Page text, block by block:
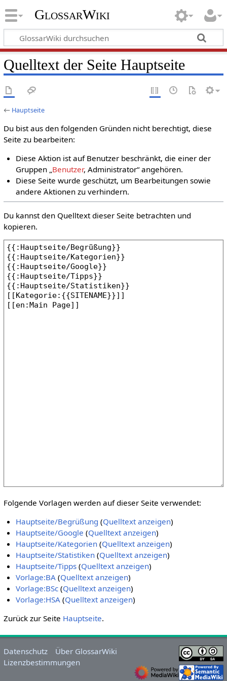
GlossarWiki
Quelltext der Seite Hauptseite
← Hauptseite
Du bist aus den folgenden Gründen nicht berechtigt, diese
Seite zu bearbeiten:
Diese Aktion ist auf Benutzer beschränkt, die einer der
Gruppen „Benutzer, Administrator“ angehören.
Diese Seite wurde geschützt, um Bearbeitungen sowie
andere Aktionen zu verhindern.
Du kannst den Quelltext dieser Seite betrachten und
kopieren.
Folgende Vorlagen werden auf dieser Seite verwendet:
Hauptseite/Begrüßung (Quelltext anzeigen)
Hauptseite/Google (Quelltext anzeigen)
Hauptseite/Kategorien (Quelltext anzeigen)
Hauptseite/Statistiken (Quelltext anzeigen)
Hauptseite/Tipps (Quelltext anzeigen)
Vorlage:BA (Quelltext anzeigen)
Vorlage:BSc (Quelltext anzeigen)
Vorlage:HSA (Quelltext anzeigen)
Zurück zur Seite Hauptseite.
Datenschutz
Über GlossarWiki
Lizenzbestimmungen